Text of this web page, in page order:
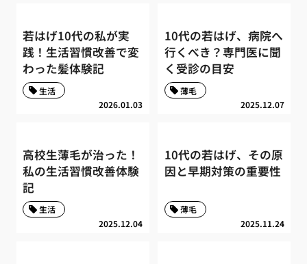
若はげ10代の私が実
践！生活習慣改善で変
わった髪体験記
2026.01.03
生活
10代の若はげ、病院へ
行くべき？専門医に聞
く受診の目安
2025.12.07
薄毛
高校生薄毛が治った！
私の生活習慣改善体験
記
2025.12.04
生活
10代の若はげ、その原
因と早期対策の重要性
2025.11.24
薄毛